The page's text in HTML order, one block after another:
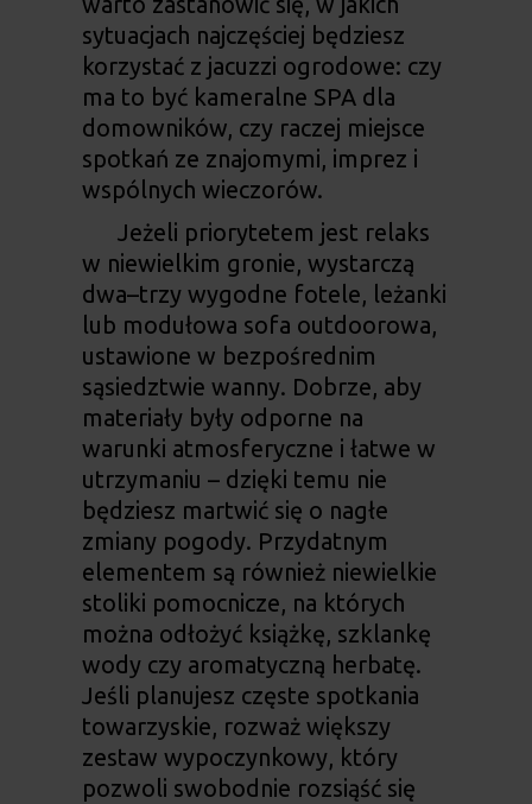
sytuacjach najczęściej będziesz
korzystać z jacuzzi ogrodowe: czy
ma to być kameralne SPA dla
domowników, czy raczej miejsce
spotkań ze znajomymi, imprez i
wspólnych wieczorów.
Jeżeli priorytetem jest relaks
w niewielkim gronie, wystarczą
dwa–trzy wygodne fotele, leżanki
lub modułowa sofa outdoorowa,
ustawione w bezpośrednim
sąsiedztwie wanny. Dobrze, aby
materiały były odporne na
warunki atmosferyczne i łatwe w
utrzymaniu – dzięki temu nie
będziesz martwić się o nagłe
zmiany pogody. Przydatnym
elementem są również niewielkie
stoliki pomocnicze, na których
można odłożyć książkę, szklankę
wody czy aromatyczną herbatę.
Jeśli planujesz częste spotkania
towarzyskie, rozważ większy
zestaw wypoczynkowy, który
pozwoli swobodnie rozsiąść się